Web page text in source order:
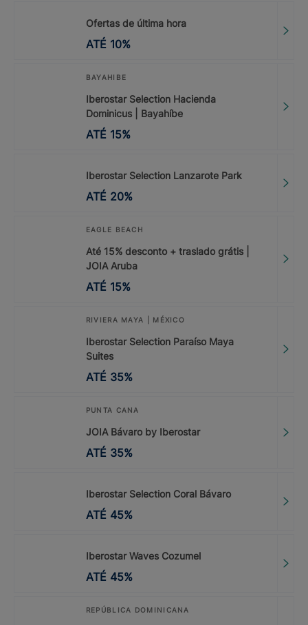
Ofertas de última hora
ATÉ 10%
BAYAHIBE
Iberostar Selection Hacienda
Dominicus | Bayahíbe
ATÉ 15%
Iberostar Selection Lanzarote Park
ATÉ 20%
EAGLE BEACH
Até 15% desconto + traslado grátis |
JOIA Aruba
ATÉ 15%
RIVIERA MAYA | MÉXICO
Iberostar Selection Paraíso Maya
Suites
ATÉ 35%
PUNTA CANA
JOIA Bávaro by Iberostar
ATÉ 35%
Iberostar Selection Coral Bávaro
ATÉ 45%
Iberostar Waves Cozumel
ATÉ 45%
REPÚBLICA DOMINICANA